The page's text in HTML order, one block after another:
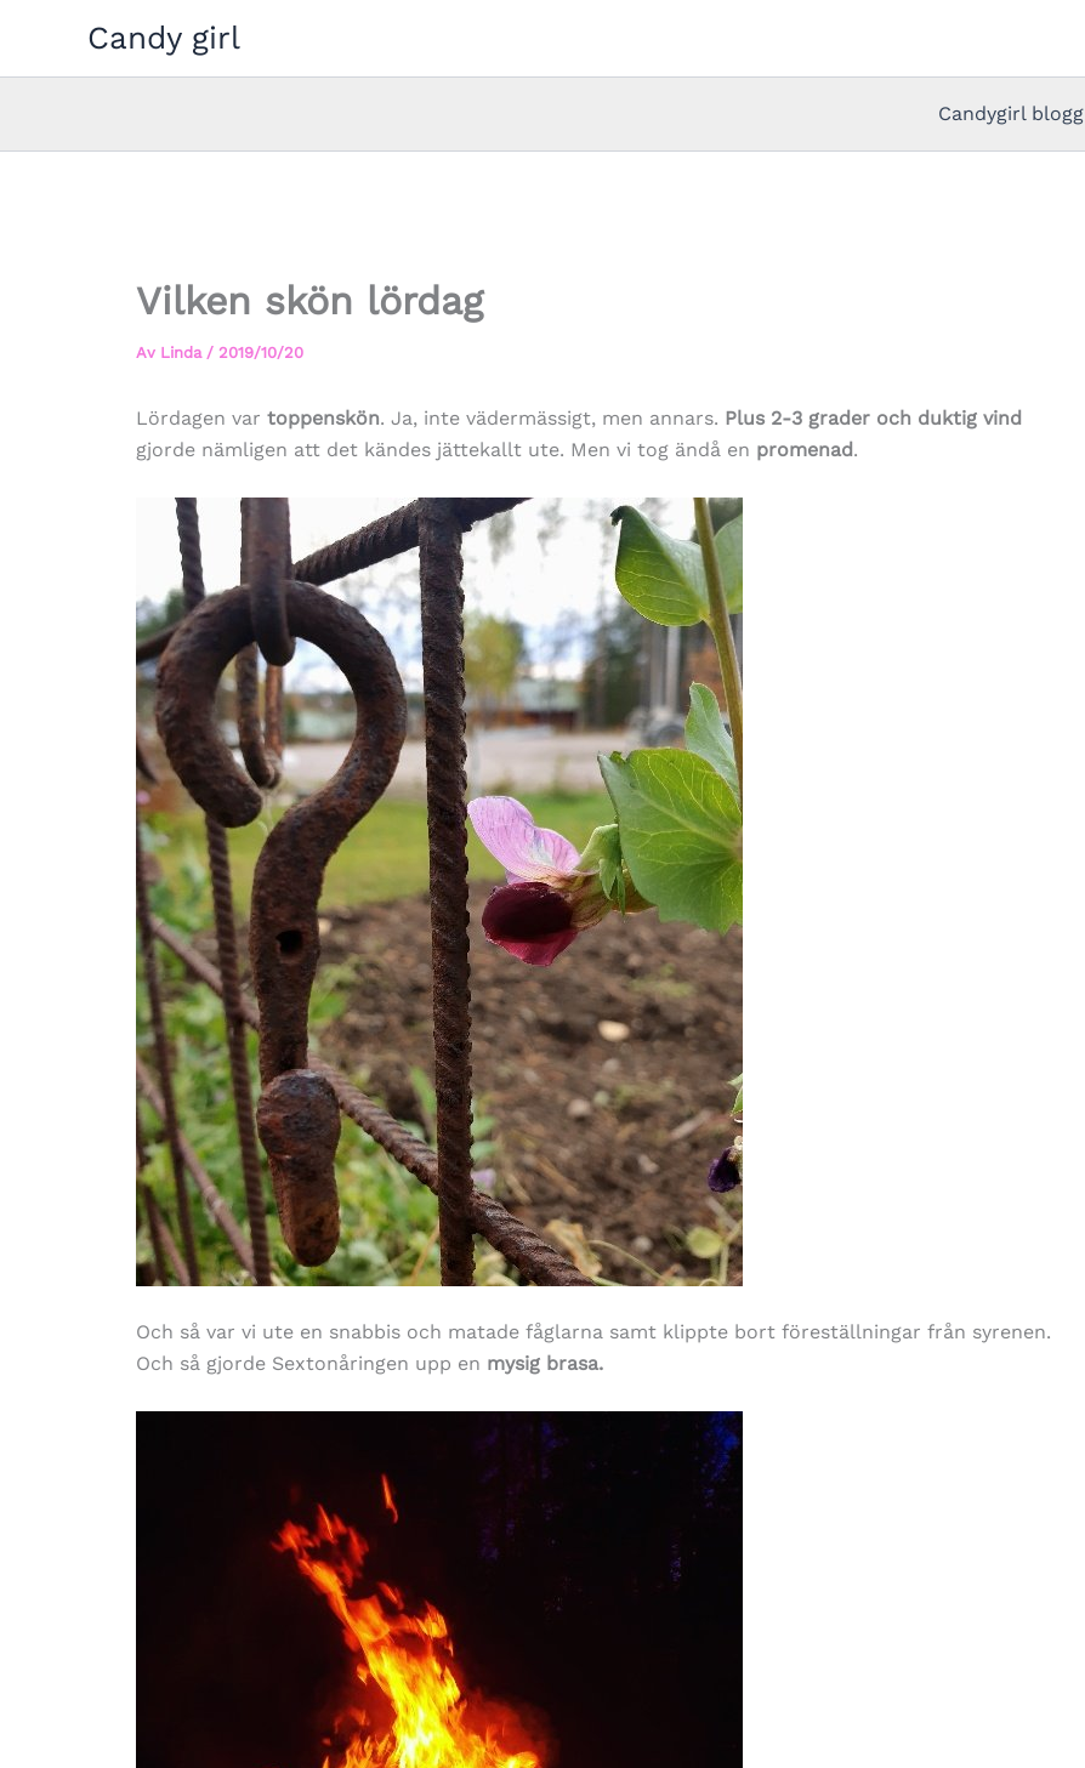
innehåll
Candy girl
Candygirl blogg
Vilken skön lördag
Av Linda / 2019/10/20
Lördagen var toppenskön. Ja, inte vädermässigt, men annars. Plus 2-3 grader och duktig vind
gjorde nämligen att det kändes jättekallt ute. Men vi tog ändå en promenad.
Och så var vi ute en snabbis och matade fåglarna samt klippte bort föreställningar från syrenen.
Och så gjorde Sextonåringen upp en mysig brasa.